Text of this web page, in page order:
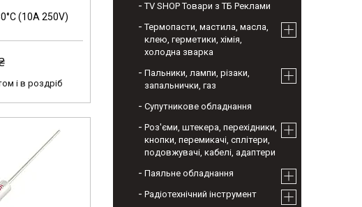
(10А 250V)
і в роздріб
TV SHOP Товари з ТБ Реклами
Термопасти, мастила, масла,
клею, герметики, хімія,
холодна зварка
Пальники, лампи, різаки,
запальнички, газ
Супутникове обладнання
Роз'єми, штекера, перехідники,
кнопки, перемикачі, сплітери,
подовжувачі, кабелі, адаптери
Паяльне обладнання
Радіотехнічний інструмент